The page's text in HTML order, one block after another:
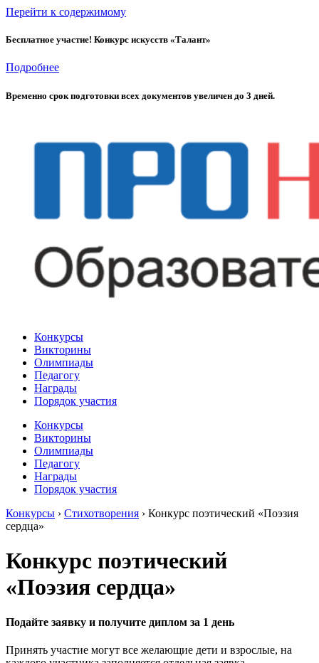
Перейти к содержимому
Бесплатное участие! Конкурс искусств «Талант»
Подробнее
Временно cрок подготовки всех документов увеличен до 3 дней.
Конкурсы
Викторины
Олимпиады
Педагогу
Награды
Порядок участия
Конкурсы
Викторины
Олимпиады
Педагогу
Награды
Порядок участия
Конкурсы › Стихотворения › Конкурс поэтический «Поэзия
сердца»
Конкурс поэтический
«Поэзия сердца»
Подайте заявку и получите диплом за 1 день
Принять участие могут все желающие дети и взрослые, на